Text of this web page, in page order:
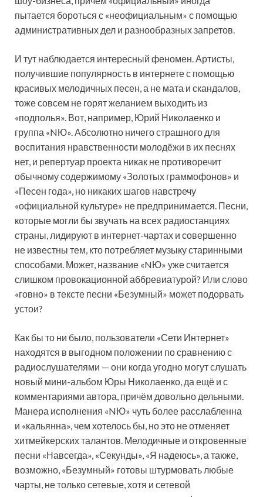
пытается бороться с «неофициальным» с помощью
административных дел и разнообразных запретов.
И тут наблюдается интересный феномен. Артисты,
получившие популярность в интернете с помощью
красивых мелодичных песен, а не мата и скандалов,
тоже совсем не горят желанием выходить из
«подполья». Вот, например, Юрий Николаенко и
группа «NЮ». Абсолютно ничего страшного для
воспитания нравственности молодёжи в их песнях
нет, и репертуар проекта никак не противоречит
обычному содержимому «Золотых граммофонов» и
«Песен года», но никаких шагов навстречу
«официальной культуре» не предпринимается. Песни,
которые могли бы звучать на всех радиостанциях
страны, лидируют в интернет-чартах и совершенно
не известны тем, кто потребляет музыку старинными
способами. Может, название «NЮ» уже считается
слишком провокационной аббревиатурой? Или слово
«говно» в тексте песни «Безумный» может подорвать
устои?
Как бы то ни было, пользователи «Сети Интернет»
находятся в выгодном положении по сравнению с
радиослушателями — они когда угодно могут слушать
новый мини-альбом Юры Николаенко, да ещё и с
комментариями автора, причём довольно дельными.
Манера исполнения «NЮ» чуть более расслабленна
и «кальянна», чем хотелось бы, но это не отменяет
хитмейкерских талантов. Мелодичные и откровенные
песни «Навсегда», «Секунды», «Я надеюсь», а также,
возможно, «Безумный» готовы штурмовать любые
чарты, не только сетевые, хотя и сетевой